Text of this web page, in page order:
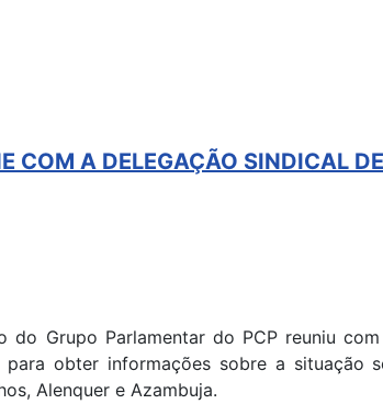
COM A DELEGAÇÃO SINDICAL
do Grupo Parlamentar do PCP reuniu
para obter informações sobre a situação
Alenquer e Azambuja.